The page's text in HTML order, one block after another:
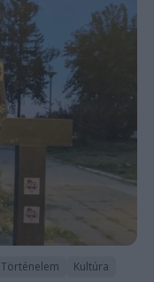
Történelem Kultúra